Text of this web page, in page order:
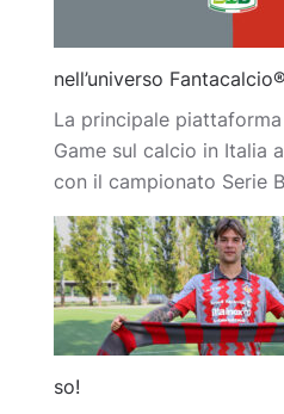
nell’universo Fantacalcio®
La principale
Game sul calcio in Italia
con il campionato Serie
so!